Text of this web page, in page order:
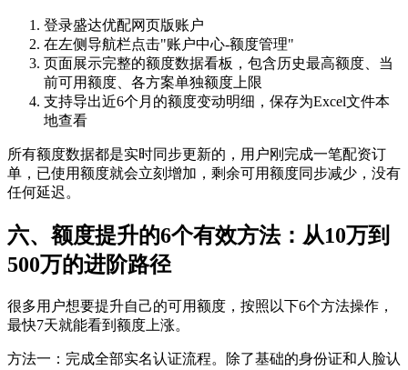
登录盛达优配网页版账户
在左侧导航栏点击"账户中心-额度管理"
页面展示完整的额度数据看板，包含历史最高额度、当
前可用额度、各方案单独额度上限
支持导出近6个月的额度变动明细，保存为Excel文件本
地查看
所有额度数据都是实时同步更新的，用户刚完成一笔配资订
单，已使用额度就会立刻增加，剩余可用额度同步减少，没有
任何延迟。
六、额度提升的6个有效方法：从10万到
500万的进阶路径
很多用户想要提升自己的可用额度，按照以下6个方法操作，
最快7天就能看到额度上涨。
方法一：完成全部实名认证流程。除了基础的身份证和人脸认